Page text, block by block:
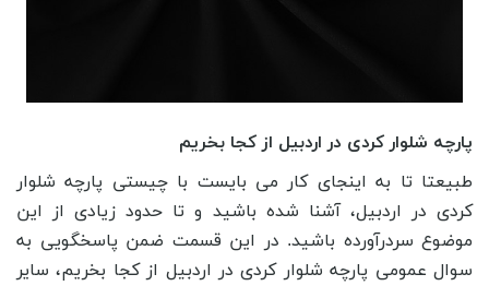
پارچه شلوار کردی در اردبیل از کجا بخریم
طبیعتا تا به اینجای کار می بایست با چیستی پارچه شلوار
کردی در اردبیل، آشنا شده باشید و تا حدود زیادی از این
موضوع سردرآورده باشید. در این قسمت ضمن پاسخگویی به
سوال عمومی پارچه شلوار کردی در اردبیل از کجا بخریم، سایر